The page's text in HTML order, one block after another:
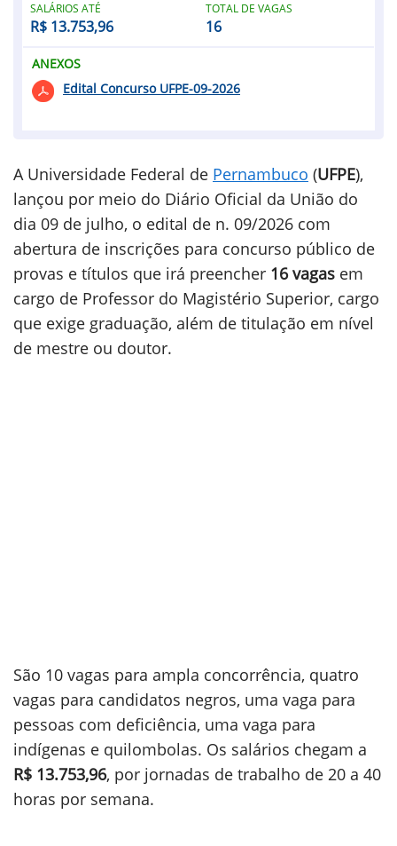
A Universidade Federal de Pernambuco (UFPE),
lançou por meio do Diário Oficial da União do
dia 09 de julho, o edital de n. 09/2026 com
abertura de inscrições para concurso público de
provas e títulos que irá preencher 16 vagas em
cargo de Professor do Magistério Superior, cargo
que exige graduação, além de titulação em nível
de mestre ou doutor.
SALÁRIOS ATÉ
R$ 13.753,96
TOTAL DE VAGAS
16
ANEXOS
Edital Concurso UFPE-09-2026
São 10 vagas para ampla concorrência, quatro
vagas para candidatos negros, uma vaga para
pessoas com deficiência, uma vaga para
indígenas e quilombolas. Os salários chegam a
R$ 13.753,96, por jornadas de trabalho de 20 a 40
horas por semana.